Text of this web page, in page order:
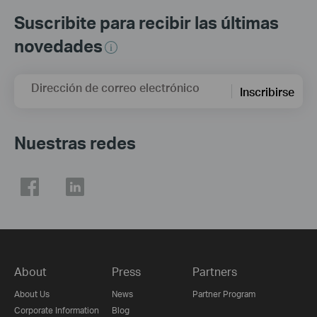
Suscribite para recibir las últimas
novedades
Dirección de correo electrónico Inscribirse
Nuestras redes
About
About Us
Corporate Information
Press
News
Blog
Partners
Partner Program